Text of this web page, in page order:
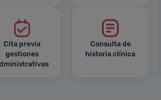
Cita previa
gestiones
Consulta de
historia clínica